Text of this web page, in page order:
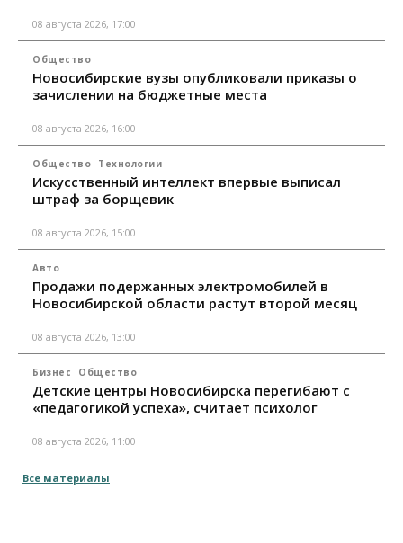
08 августа 2026, 17:00
Общество
Новосибирские вузы опубликовали приказы о
зачислении на бюджетные места
08 августа 2026, 16:00
Общество Технологии
Искусственный интеллект впервые выписал
штраф за борщевик
08 августа 2026, 15:00
Авто
Продажи подержанных электромобилей в
Новосибирской области растут второй месяц
08 августа 2026, 13:00
Бизнес Общество
Детские центры Новосибирска перегибают с
«педагогикой успеха», считает психолог
08 августа 2026, 11:00
Все материалы